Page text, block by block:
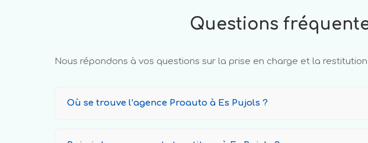
Questions
Nous répondons à vos questions sur la prise en charge et la restitution
Où se trouve l’agence Proauto à Es Pujols ?